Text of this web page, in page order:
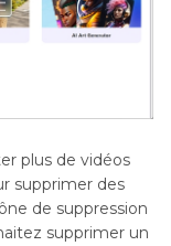
plus de vidéos
supprimer des
de suppression
supprimer un